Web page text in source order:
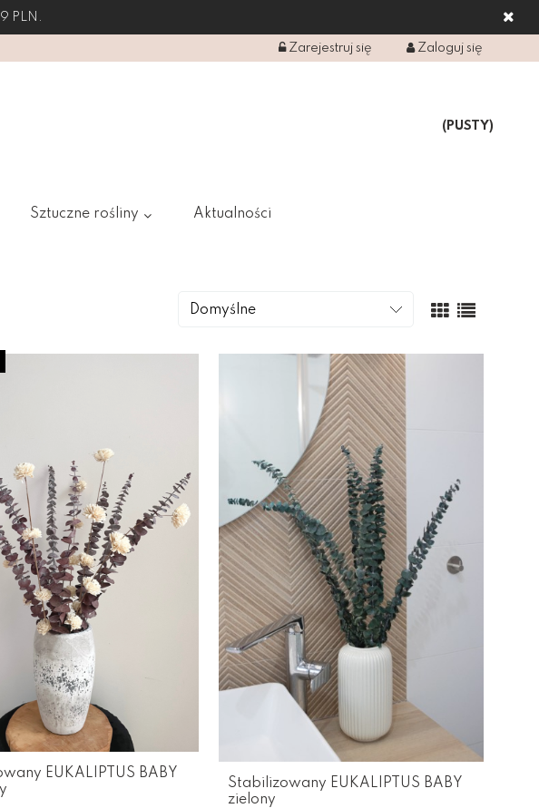
PLN.
Zarejestruj się Zaloguj się
(PUSTY)
Sztuczne rośliny Aktualności
EUKALIPTUS BABY
Stabilizowany EUKALIPTUS BABY
zielony